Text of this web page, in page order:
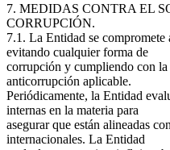
7. MEDIDAS CONTRA EL
CORRUPCIÓN.
7.1. La Entidad se
evitando cualquier forma de
corrupción y cumpliendo con
anticorrupción aplicable.
Periódicamente, la Entidad
internas en la materia para
asegurar que están alineadas
internacionales. La Entidad